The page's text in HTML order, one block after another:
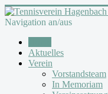
Navigation an/aus
Aktuelles
Verein
Vorstandsteam
In Memoriam